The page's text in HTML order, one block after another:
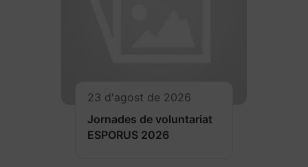
23 d'agost de 2026
Jornades de voluntariat
ESPORUS 2026